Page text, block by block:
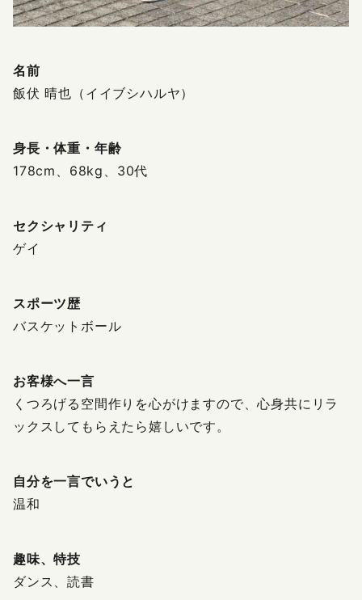
名前
飯伏 晴也（イイブシハルヤ）
身長・体重・年齢
178cm、68kg、30代
セクシャリティ
ゲイ
スポーツ歴
バスケットボール
お客様へ一言
くつろげる空間作りを心がけますので、心身共にリラ
ックスしてもらえたら嬉しいです。
自分を一言でいうと
温和
趣味、特技
ダンス、読書